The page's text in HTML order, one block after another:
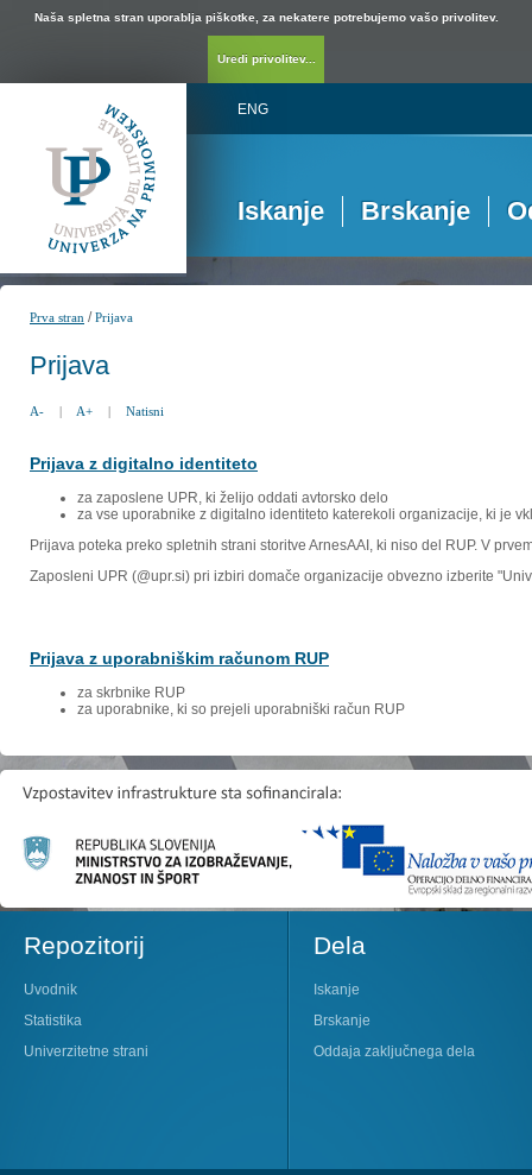
Naša spletna stran uporablja piškotke, za nekatere potrebujemo vašo privolitev.
Uredi privolitev...
ENG
Iskanje Brskanje
Prva stran /Prijava
Prijava
A- | A+ | Natisni
Prijava z digitalno identiteto
za zaposlene UPR, ki želijo oddati avtorsko delo
za vse uporabnike z digitalno identiteto katerekoli organizacije, ki je
Prijava poteka preko spletnih strani storitve ArnesAAI, ki niso del RUP. V
Zaposleni UPR (@upr.si) pri izbiri domače organizacije obvezno izberite
Prijava z uporabniškim računom RUP
za skrbnike RUP
za uporabnike, ki so prejeli uporabniški račun RUP
Repozitorij
Uvodnik
Statistika
Univerzitetne strani
Dela
Iskanje
Brskanje
Oddaja zaključnega dela